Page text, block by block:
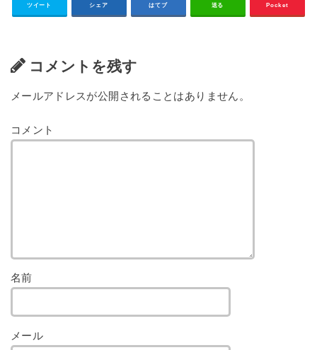
ツイート シェア はてブ 送る Pocket
コメントを残す
メールアドレスが公開されることはありません。
コメント
名前
メール